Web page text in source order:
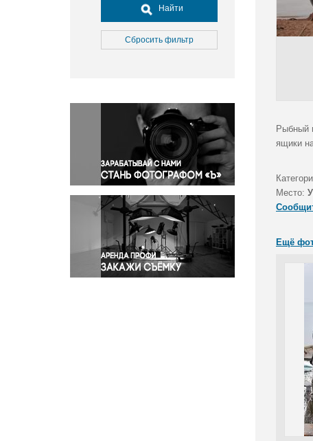
Досуг, туризм и отдых
Культура
Медицина
Окружающая среда
Политика
Правосудие
Происшествия и конфликты
Религия
Светская жизнь
Спорт
Экология
Экономика и бизнес
Найти
Сбросить фильтр
Рыбный
ящики
Место:
Ещё